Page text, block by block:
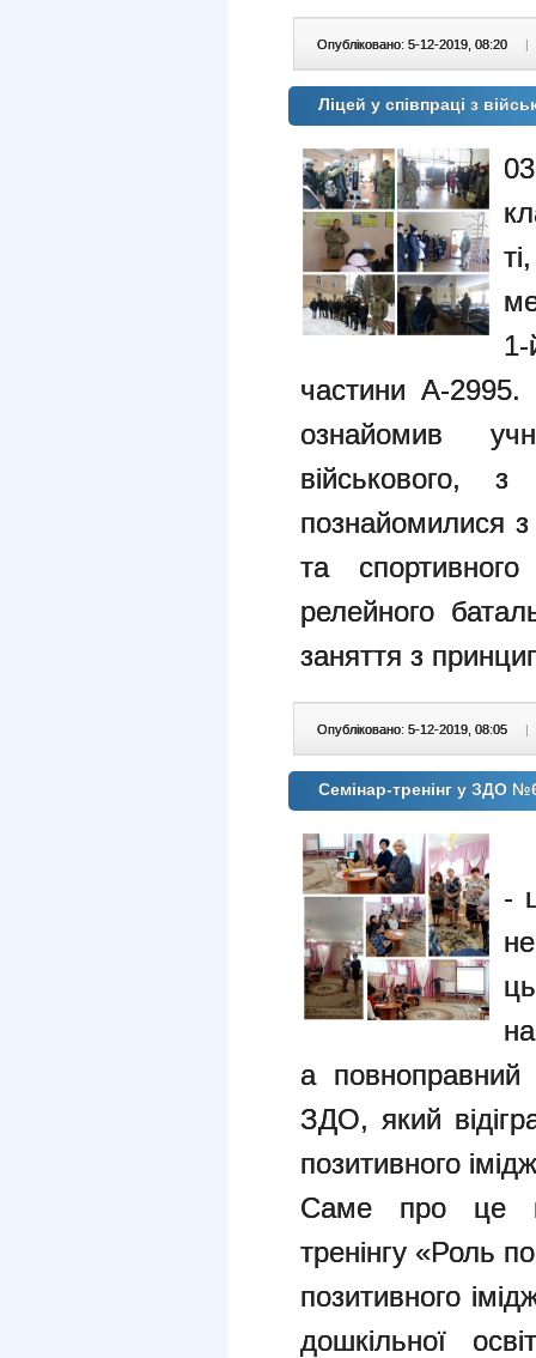
Опубліковано: 5-12-2019, 08:20 |
Ліцей у співпраці з
1-
частини А-
ознайомив
військового,
познайомилися
та
релейного
заняття з
Опубліковано: 5-12-2019, 08:05 |
Семінар-тренінг у ЗДО
-
а
ЗДО, який
позитивного
Саме про це
тренінгу «Роль
позитивного
дошкільної